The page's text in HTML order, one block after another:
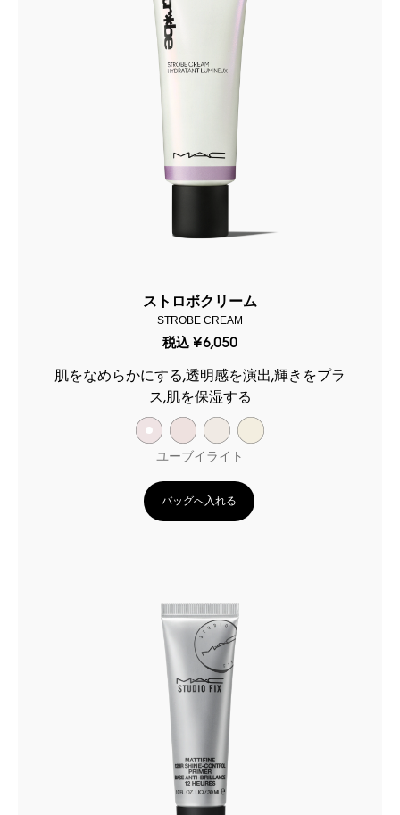
ストロボクリーム
STROBE CREAM
税込 ¥6,050
肌をなめらかにする,透明感を演出,輝きをプラ
ス,肌を保湿する
ユーブイライト
バッグへ入れる